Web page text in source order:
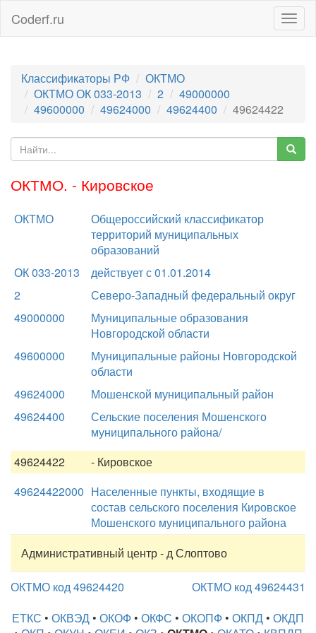
Coderf.ru
Классификаторы РФ
ОКТМО
ОКТМО ОК 033-2013
2
49000000
49600000
49624000 49624400 49624422
ОКТМО. - Кировское
ОКТМО
Общероссийский классификатор
территорий муниципальных
образований
ОК 033-2013
действует с 01.01.2014
2
Северо-Западный федеральный округ
49000000
Муниципальные образования
Новгородской области
49600000
Муниципальные районы Новгородской
области
49624000
Мошенской муниципальный район
49624400
Сельские поселения Мошенского
муниципального района/
49624422
- Кировское
49624422000 Населенные пункты, входящие в
состав сельского поселения Кировское
Мошенского муниципального района
Административный центр - д Слоптово
ОКТМО код 49624420
ОКТМО код 49624431
ЕТКС • ОКВЭД • ОКОФ • ОКФС • ОКОПФ • ОКПД • ОКДП